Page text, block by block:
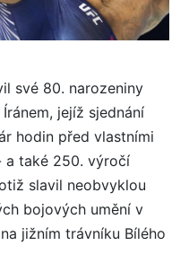
své 80. narozeniny
jejíž sjednání
hodin před vlastními
a také 250. výročí
slavil neobvyklou
bojových umění v
jižním trávníku Bílého